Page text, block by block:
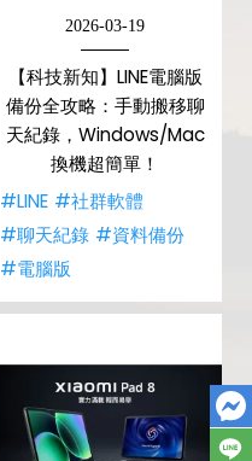
2026-03-19
【科技新知】LINE電腦版
備份全攻略：手動搬移聊
天紀錄，Windows/Mac
換機超簡單！
#LINE #社群軟體
#聊天紀錄 #資料備份
#電腦版